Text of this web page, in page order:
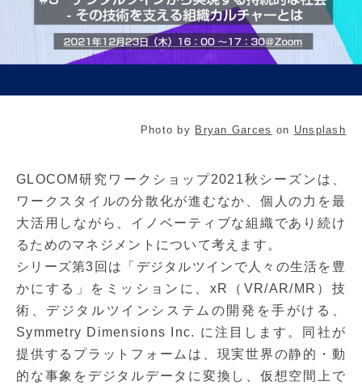
Photo by Bryan Garces on Unsplash
GLOCOM研究ワークショップ2021秋シーズンは、
ワークスタイルの分散化が進むなか、個人の力を最
大活用しながら、イノベーティブな組織であり続け
るためのマネジメントについて考えます。
シリーズ第3回は「デジタルツインで人々の生活を豊
かにする」をミッションに、xR（VR/AR/MR）技
術、デジタルツインシステムの開発を手がける、
Symmetry Dimensions Inc. に注目します。同社が
提供するプラットフォームは、現実世界の静的・動
的な事象をデジタルデータに変換し、仮想空間上で